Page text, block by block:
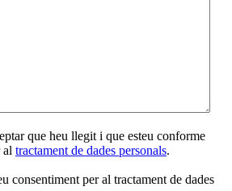
que heu llegit i que esteu conforme
al tractament de dades personals.
consentiment per al tractament de dades